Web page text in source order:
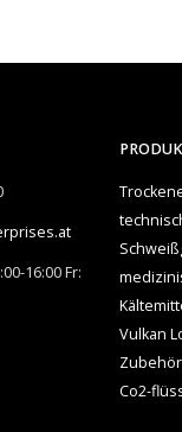
16:00 Fr:
Vulkan
Zubehör
Co2-